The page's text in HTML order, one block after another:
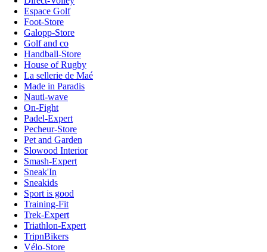
Espace Golf
Foot-Store
Galopp-Store
Golf and co
Handball-Store
House of Rugby
La sellerie de Maé
Made in Paradis
Nauti-wave
On-Fight
Padel-Expert
Pecheur-Store
Pet and Garden
Slowood Interior
Smash-Expert
Sneak'In
Sneakids
Sport is good
Training-Fit
Trek-Expert
Triathlon-Expert
TripnBikers
Vélo-Store